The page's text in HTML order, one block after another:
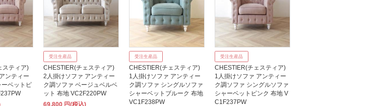
スティア)
ンティー
ーベットピ
受注生産品
CHESTIER(チェスティア)
2人掛けソファ アンティー
ク調ソファ ベージュベルベ
ット 布地 VC2F220PW
受注生産品
CHESTIER(チェスティア)
1人掛けソファ アンティー
ク調ソファ シングルソファ
シャーベットブルーク 布地
VC1F238PW
受注生産品
CHESTIER(チェスティア)
1人掛けソファ アンティー
ク調ソファ シングルソファ
シャーベットピンク 布地 V
C1F237PW